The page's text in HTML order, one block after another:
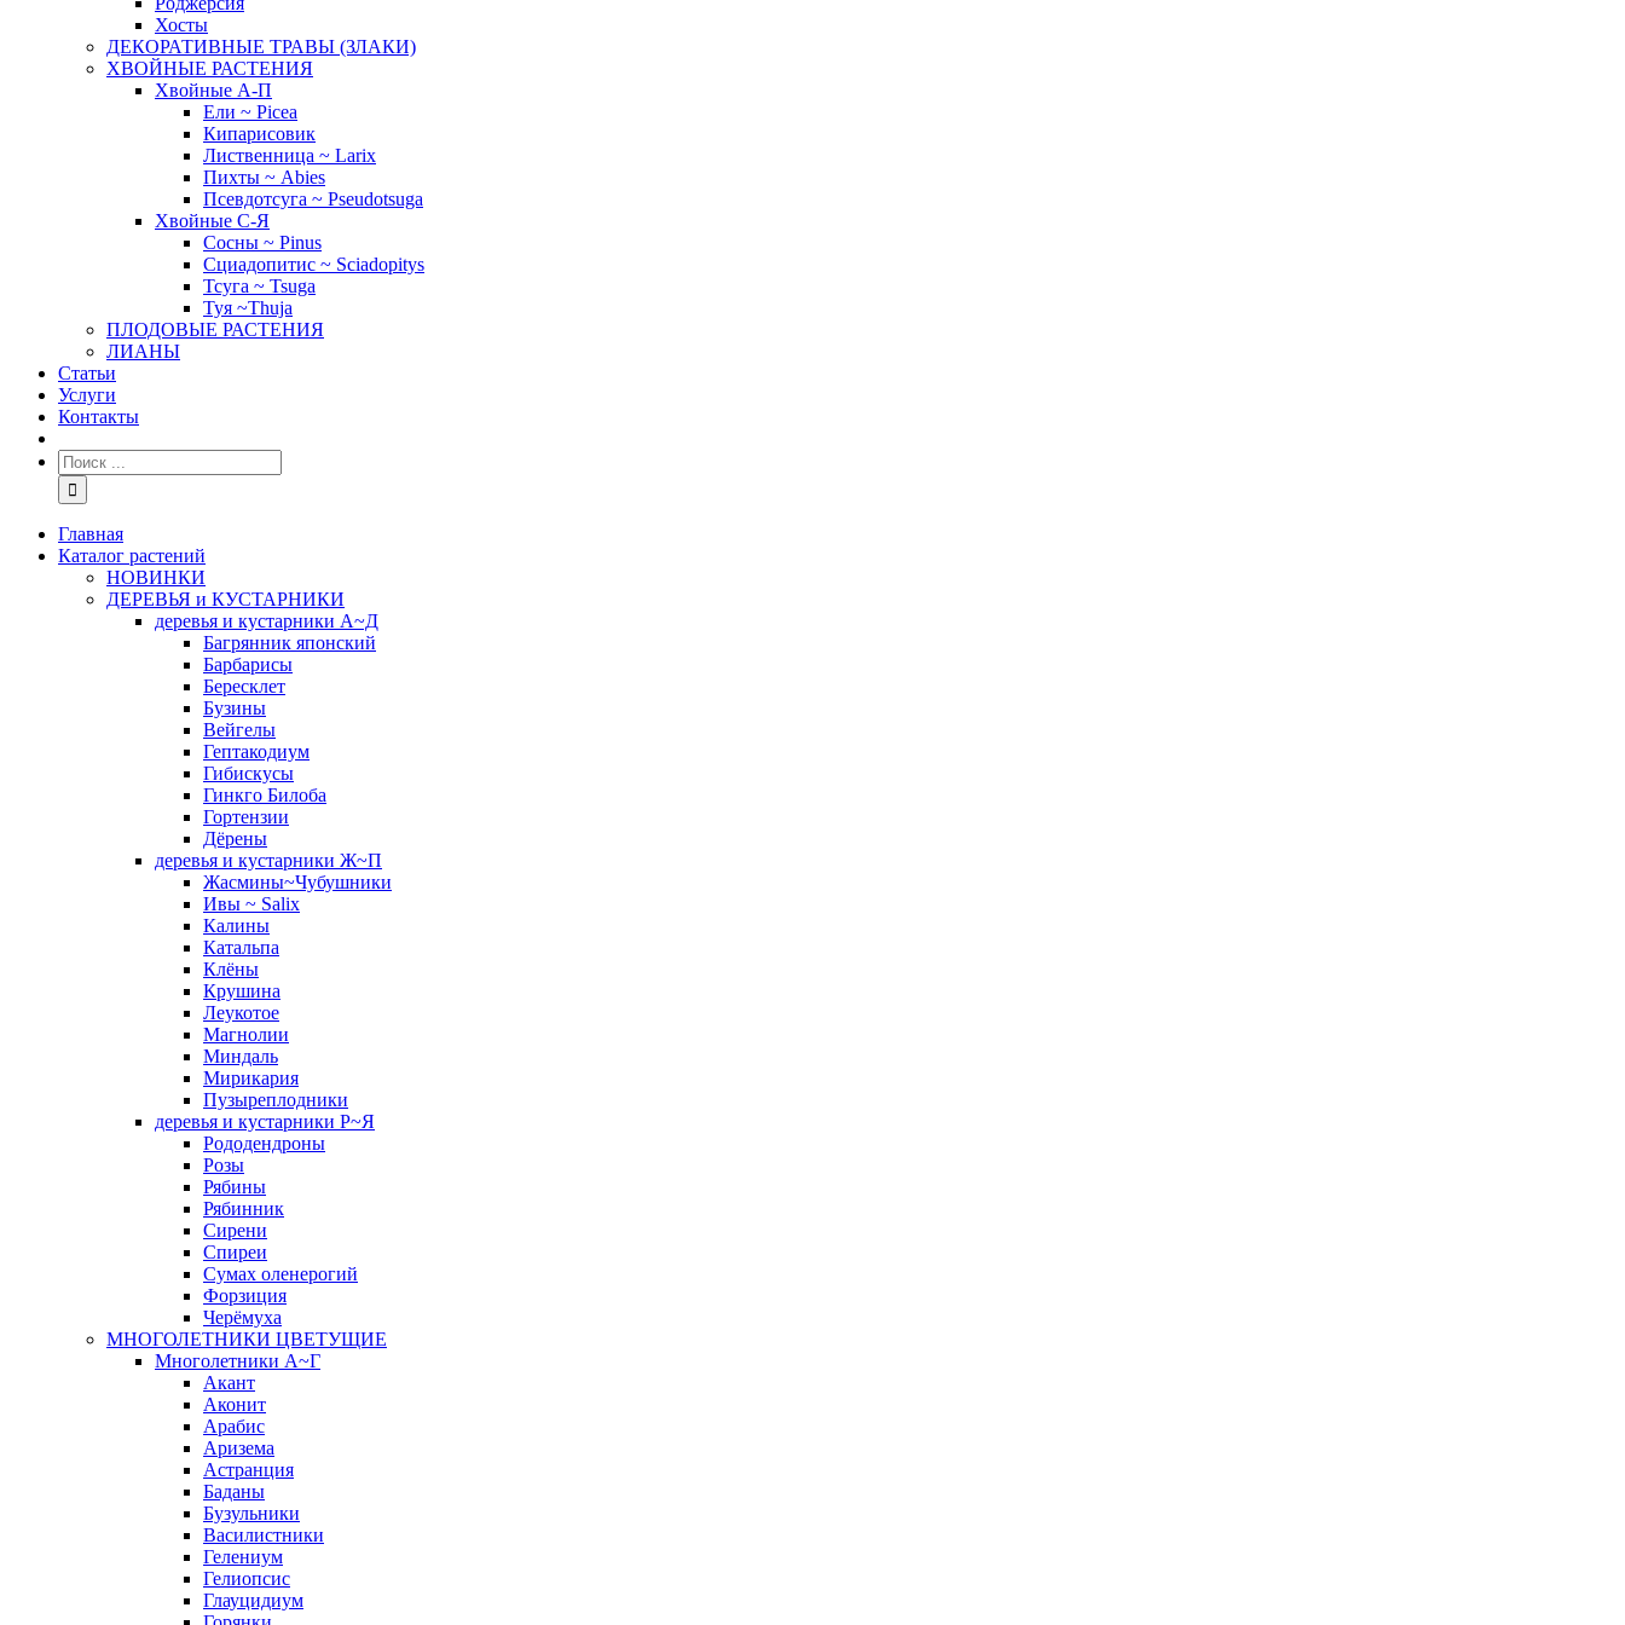
Хосты
ДЕКОРАТИВНЫЕ ТРАВЫ (ЗЛАКИ)
ХВОЙНЫЕ РАСТЕНИЯ
Хвойные А-П
Ели ~ Picea
Кипарисовик
Лиственница ~ Larix
Пихты ~ Abies
Псевдотсуга ~ Pseudotsuga
Хвойные С-Я
Сосны ~ Pinus
Сциадопитис ~ Sciadopitys
Тсуга ~ Tsuga
Туя ~Thuja
ПЛОДОВЫЕ РАСТЕНИЯ
ЛИАНЫ
Статьи
Услуги
Контакты
Главная
Каталог растений
НОВИНКИ
ДЕРЕВЬЯ и КУСТАРНИКИ
деревья и кустарники А~Д
Багрянник японский
Барбарисы
Бересклет
Бузины
Вейгелы
Гептакодиум
Гибискусы
Гинкго Билоба
Гортензии
Дёрены
деревья и кустарники Ж~П
Жасмины~Чубушники
Ивы ~ Salix
Калины
Катальпа
Клёны
Крушина
Леукотое
Магнолии
Миндаль
Мирикария
Пузыреплодники
деревья и кустарники Р~Я
Рододендроны
Розы
Рябины
Рябинник
Сирени
Спиреи
Сумах оленерогий
Форзиция
Черёмуха
МНОГОЛЕТНИКИ ЦВЕТУЩИЕ
Многолетники А~Г
Акант
Аконит
Арабис
Аризема
Астранция
Баданы
Бузульники
Василистники
Гелениум
Гелиопсис
Глауцидиум